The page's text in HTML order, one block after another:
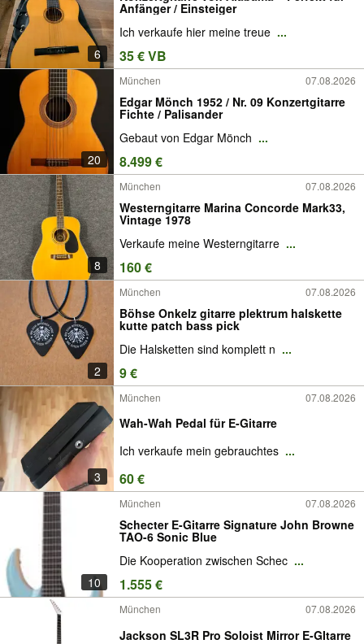
6
Anfänger / Einsteiger
Ich verkaufe hier meine treue ...
35 € VB
20
München 07.08.2026
Edgar Mönch 1952 / Nr. 09 Konzertgitarre
Fichte / Palisander
Gebaut von Edgar Mönch ...
8.499 €
8
München 07.08.2026
Westerngitarre Marina Concorde Mark33,
Vintage 1978
Verkaufe meine Westerngitarre ...
160 €
2
München 07.08.2026
Böhse Onkelz gitarre plektrum halskette
kutte patch bass pick
Die Halsketten sind komplett n ...
9 €
3
München 07.08.2026
Wah-Wah Pedal für E-Gitarre
Ich verkaufe mein gebrauchtes ...
60 €
10
München 07.08.2026
Schecter E-Gitarre Signature John Browne
TAO-6 Sonic Blue
Die Kooperation zwischen Schec ...
1.555 €
München 07.08.2026
Jackson SL3R Pro Soloist Mirror E-GItarre